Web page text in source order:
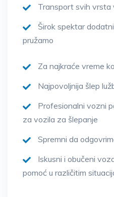
Transport svih vrsta
Širok spektar
pružamo
Za najkraće vreme
Najpovoljnija šlep
Profesionalni vozni
za vozila za šlepanje
Spremni da
Iskusni i obučeni
pomoć u različitim